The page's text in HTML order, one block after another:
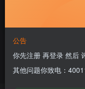
公告
你先注册 再登录 然后
其他问题你致电：